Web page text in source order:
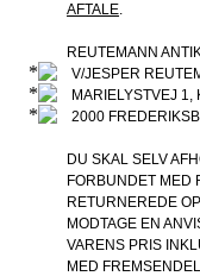
AFTALE.
REUTEMANN
V/JESPER
MARIELYSTVEJ 1,
2000
DU SKAL SELV
FORBUNDET MED
RETURNEREDE
MODTAGE EN
VARENS PRIS
MED